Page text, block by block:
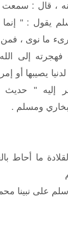
، قال :
يقول : " إنما
ما نوى ،
فهجرته إلى
يصيبها أو
إليه "
ومسلم .
ما أحاط
على نبينا